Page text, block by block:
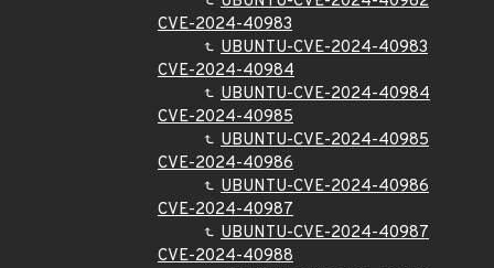
CVE-2024-40983
UBUNTU-CVE-2024-40983
CVE-2024-40984
UBUNTU-CVE-2024-40984
CVE-2024-40985
UBUNTU-CVE-2024-40985
CVE-2024-40986
UBUNTU-CVE-2024-40986
CVE-2024-40987
UBUNTU-CVE-2024-40987
CVE-2024-40988